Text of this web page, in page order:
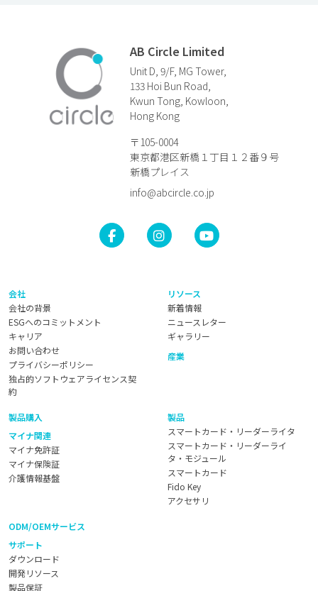
AB Circle Limited
Unit D, 9/F, MG Tower,
133 Hoi Bun Road,
Kwun Tong, Kowloon,
Hong Kong
〒105-0004
東京都港区新橋１丁目１２番９号
新橋プレイス
info@abcircle.co.jp
会社
会社の背景
ESGへのコミットメント
キャリア
お問い合わせ
プライバシーポリシー
独占的ソフトウェアライセンス契
約
リソース
新着情報
ニュースレター
ギャラリー
産業
製品購入
マイナ関連
マイナ免許証
マイナ保険証
介護情報基盤
製品
スマートカード・リーダーライタ
スマートカード・リーダーライ
タ・モジュール
スマートカード
Fido Key
アクセサリ
ODM/OEMサービス
サポート
ダウンロード
開発リソース
製品保証